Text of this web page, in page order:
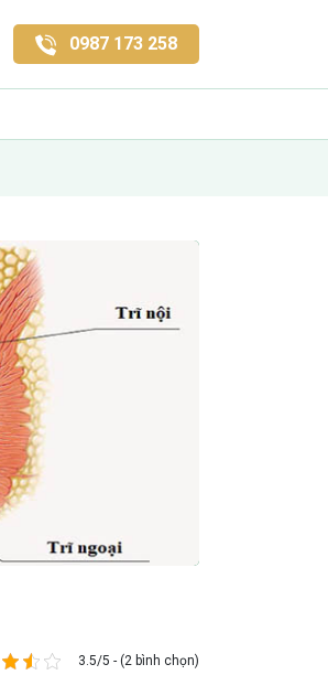
0987 173 258
3.5/5 - (2 bình chọn)